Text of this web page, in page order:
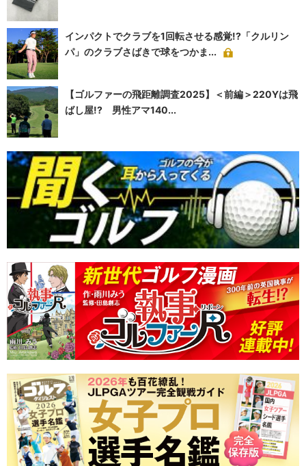
インパクトでクラブを1回転させる感覚!?「クルリン
パ」のクラブさばきで球をつかま...
【ゴルファーの飛距離調査2025】＜前編＞220Yは飛
ばし屋!? 男性アマ140...